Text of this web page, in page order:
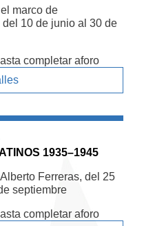
marco de
10 de junio al 30 de
completar aforo
1935–1945
Ferreras, del 25
septiembre
completar aforo